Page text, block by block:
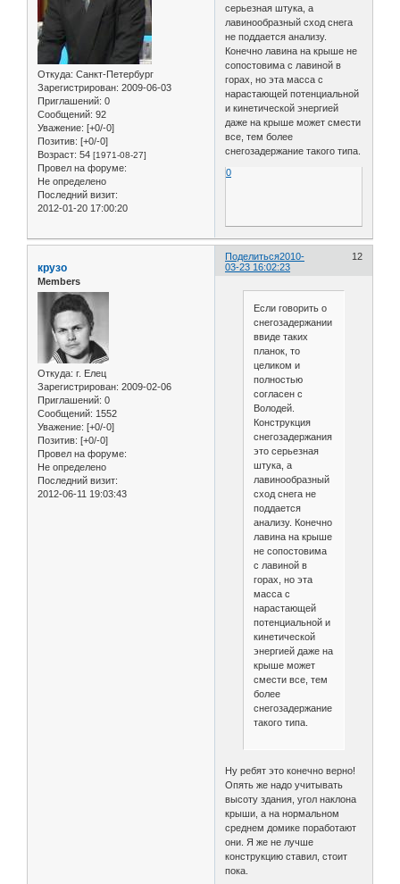
Откуда: Санкт-Петербург
Зарегистрирован: 2009-06-03
Приглашений: 0
Сообщений: 92
Уважение: [+0/-0]
Позитив: [+0/-0]
Возраст: 54 [1971-08-27]
Провел на форуме:
Не определено
Последний визит:
2012-01-20 17:00:20
серьезная штука, а
лавинообразный сход снега
не поддается анализу.
Конечно лавина на крыше не
сопостовима с лавиной в
горах, но эта масса с
нарастающей потенциальной
и кинетической энергией
даже на крыше может смести
все, тем более
снегозадержание такого типа.
0
Поделиться 12
2010-
03-23 16:02:23
крузо
Members
Откуда: г. Елец
Зарегистрирован: 2009-02-06
Приглашений: 0
Сообщений: 1552
Уважение: [+0/-0]
Позитив: [+0/-0]
Провел на форуме:
Не определено
Последний визит:
2012-06-11 19:03:43
Если говорить о
снегозадержании
ввиде таких
планок, то
целиком и
полностью
согласен с
Володей.
Конструкция
снегозадержания
это серьезная
штука, а
лавинообразный
сход снега не
поддается
анализу. Конечно
лавина на крыше
не сопостовима
с лавиной в
горах, но эта
масса с
нарастающей
потенциальной и
кинетической
энергией даже на
крыше может
смести все, тем
более
снегозадержание
такого типа.
Ну ребят это конечно верно!
Опять же надо учитывать
высоту здания, угол наклона
крыши, а на нормальном
среднем домике поработают
они. Я же не лучше
конструкцию ставил, стоит
пока.